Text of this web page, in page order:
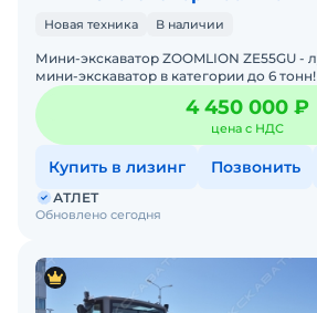
Новая техника В наличии
Мини-экскаватор ZOOMLION ZE55GU -
мини-экскаватор в категории до 6
пробуйте!Машина 2026 года выпуска с
Просторн
4 450 000 ₽
цена с НДС
Купить в лизинг Позвонить
Обновлено сегодня
АТЛЕТ